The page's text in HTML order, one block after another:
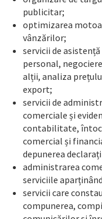
publicitar;
optimizarea
vânzărilor;
servicii de
personal,
alții, analiza
export;
servicii de
comerciale și
contabilitate,
comercial și
depunerea
administrarea
serviciile
servicii care
compunerea,